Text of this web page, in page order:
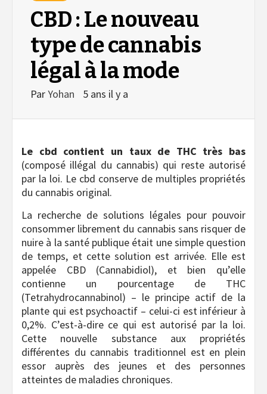
CBD : Le nouveau
type de cannabis
légal à la mode
ParYohan 5 ans il y a
Le cbd contient un taux de THC très bas
(composé illégal du cannabis) qui reste autorisé
par la loi. Le cbd conserve de multiples propriétés
du cannabis original.
La recherche de solutions légales pour pouvoir
consommer librement du cannabis sans risquer de
nuire à la santé publique était une simple question
de temps, et cette solution est arrivée. Elle est
appelée CBD (Cannabidiol), et bien qu’elle
contienne un pourcentage de THC
(Tetrahydrocannabinol) – le principe actif de la
plante qui est psychoactif – celui-ci est inférieur à
0,2%. C’est-à-dire ce qui est autorisé par la loi.
Cette nouvelle substance aux propriétés
différentes du cannabis traditionnel est en plein
essor auprès des jeunes et des personnes
atteintes de maladies chroniques.